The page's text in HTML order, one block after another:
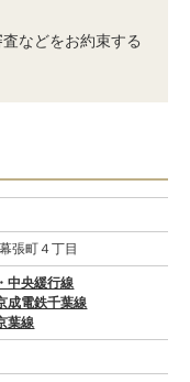
などをお約束する
幕張町４丁目
中央緩行線
成電鉄千葉線
葉線